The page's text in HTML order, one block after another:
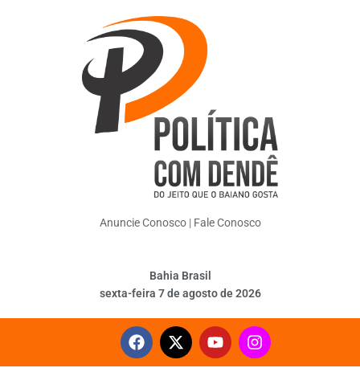
Anuncie Conosco| Fale Conosco
Bahia Brasil
sexta-feira 7 de agosto de 2026